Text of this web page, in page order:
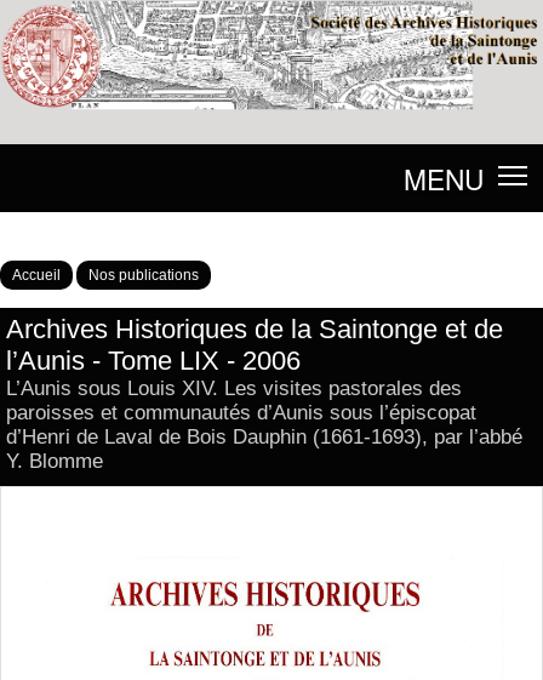
MENU
Accueil Nos publications
Archives Historiques de la Saintonge et de
l’Aunis - Tome LIX - 2006
L’Aunis sous Louis XIV. Les visites pastorales des
paroisses et communautés d’Aunis sous l’épiscopat
d’Henri de Laval de Bois Dauphin (1661-1693), par l’abbé
Y. Blomme